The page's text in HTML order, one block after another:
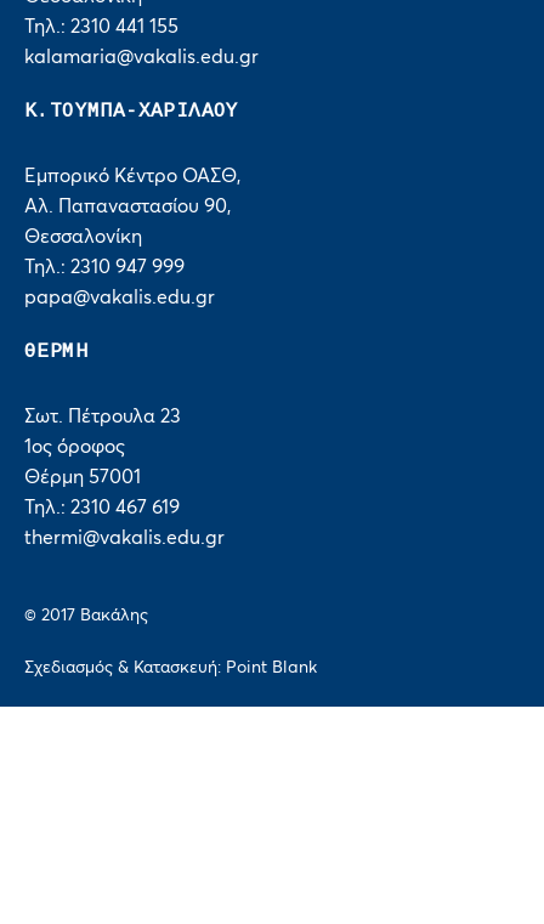
Τηλ.: 2310 441 155
kalamaria@vakalis.edu.gr
Κ.ΤΟΥΜΠΑ-ΧΑΡΙΛΑΟΥ
Εμπορικό Κέντρο ΟΑΣΘ,
Αλ. Παπαναστασίου 90,
Θεσσαλονίκη
Τηλ.: 2310 947 999
papa@vakalis.edu.gr
ΘΕΡΜΗ
Σωτ. Πέτρουλα 23
1ος όροφος
Θέρμη 57001
Τηλ.: 2310 467 619
thermi@vakalis.edu.gr
© 2017 Bακάλης
Σχεδιασμός & Κατασκευή: Point Blank